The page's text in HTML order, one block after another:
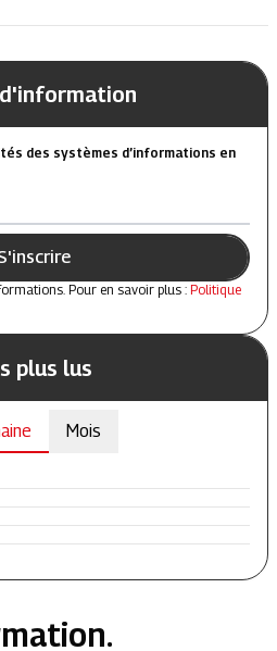
des systèmes d’informations en
Pour en savoir plus : Politique
plus lus
Mois